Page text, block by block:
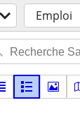
Emploi